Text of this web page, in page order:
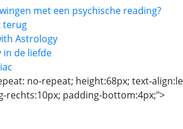
met een psychische reading?
terug
Astrology
in de liefde
no-repeat; height:68px; text-
rechts:10px; padding-bottom:4px;">